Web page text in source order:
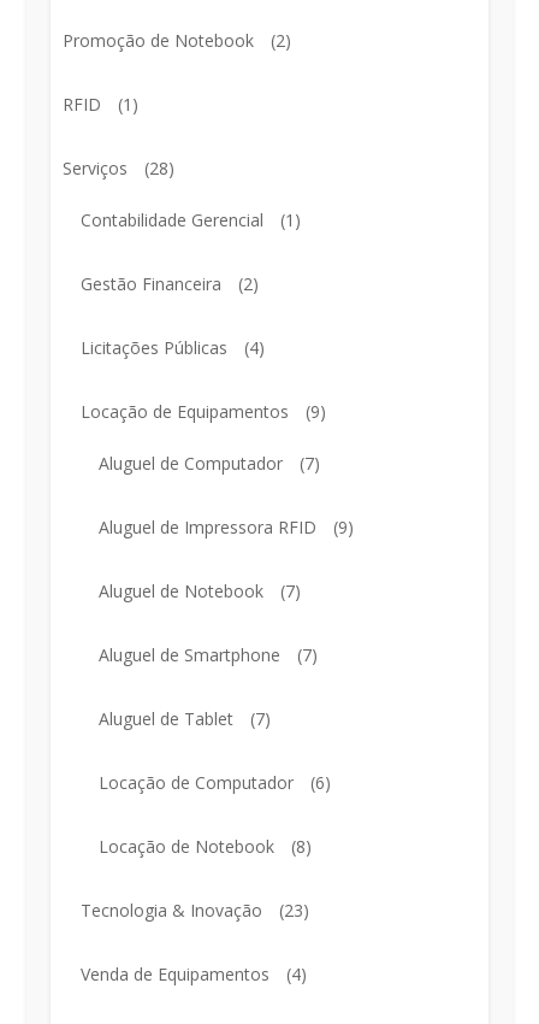
Promoção de Notebook (2)
RFID (1)
Serviços (28)
Contabilidade Gerencial (1)
Gestão Financeira (2)
Licitações Públicas (4)
Locação de Equipamentos (9)
Aluguel de Computador (7)
Aluguel de Impressora RFID (9)
Aluguel de Notebook (7)
Aluguel de Smartphone (7)
Aluguel de Tablet (7)
Locação de Computador (6)
Locação de Notebook (8)
Tecnologia & Inovação (23)
Venda de Equipamentos (4)